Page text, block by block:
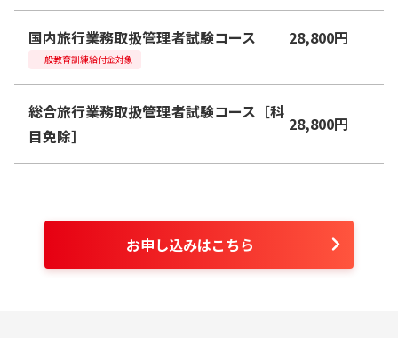
国内旅行業務取扱管理者試験コース 28,800円
一般教育訓練給付金対象
総合旅行業務取扱管理者試験コース［科
目免除］
28,800円
お申し込みはこちら